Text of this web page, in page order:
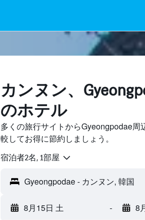
カンヌン​、
のホテル
多くの旅行サイトからGyeongpodae周
較してお得に節約しましょう。
宿泊者2名, 1​部屋
8月15日 土 - 8